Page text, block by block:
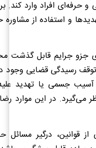
حرفه‌ای افراد وارد کند.
و استفاده از
جزو جرایم قابل گذشت
رسیدگی قضایی وجود
جسمی یا تهدید
می‌گیرد. در این موارد
قوانین، درگیر مسائل